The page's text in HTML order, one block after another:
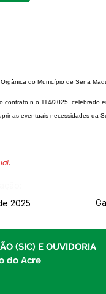
do Município de Sena
contrato n.o 114/2025, celebrado
as eventuais necessidades da
2025
(SIC) E OUVIDORIA
do Acre